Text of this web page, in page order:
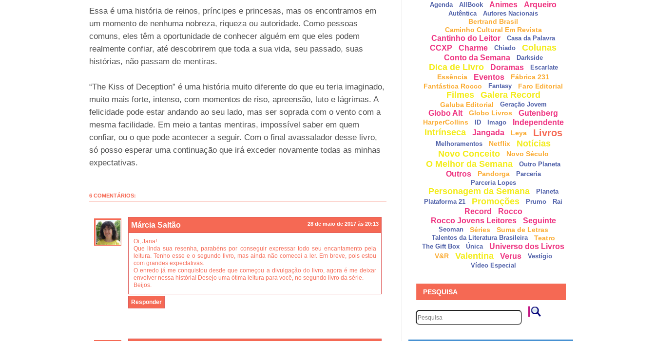
Essa é uma história de reinos, príncipes e princesas, mas os encontramos em
um momento de nenhuma nobreza, riqueza ou autoridade. Como pessoas
comuns, eles têm a oportunidade de conhecer alguém em que eles podem
realmente confiar, até descobrirem que toda a sua vida, seu passado, suas
histórias, não passam de mentiras.
“The Kiss of Deception” é uma história muito diferente do que eu teria imaginado,
muito mais forte, intenso, com momentos de riso, apreensão, luto e lágrimas. A
felicidade pode estar andando ao seu lado, mas ser soprada com o vento com a
mesma facilidade. Em meio a tantas mentiras, impossível saber em quem
confiar, ou o que pode acontecer a seguir. Com o final avassalador desse livro,
só posso esperar uma continuação que irá exceder novamente todas as minhas
expectativas.
6 COMENTÁRIOS:
Márcia Saltão 28 de maio de 2017 às 20:13
Oi, Jana!
Que linda sua resenha, parabéns por conseguir expressar todo seu encantamento pela
leitura. Tenho esse e o segundo livro, mas ainda não comecei a ler. Em breve, pois estou
com grandes expectativas.
O enredo já me conquistou desde que começou a divulgação do livro, agora é me deixar
envolver nessa história! Desejo uma ótima leitura para você, no segundo livro da série.
Beijos.
Responder
Agenda AllBook Animes Arqueiro
Autêntica Autores Nacionais
Bertrand Brasil
Caminho Cultural Em Revista
Cantinho do Leitor Casa da Palavra
CCXP Charme Chiado Colunas
Conto da Semana Darkside
Dica de Livro Doramas Escarlate
Essência Eventos
Fábrica 231
Fantástica Rocco
Fantasy Faro Editorial
Filmes Galera Record
Galuba Editorial Geração Jovem
Globo Alt Globo Livros Gutenberg
HarperCollins ID Imago Independente
Intrínseca Jangada Leya Livros
Melhoramentos Netflix
Notícias
Novo Conceito
Novo Século
O Melhor da Semana Outro Planeta
Outros Pandorga
Parceria
Parceria Lopes
Personagem da Semana
Planeta
Plataforma 21
Promoções Prumo Rai
Record
Rocco
Rocco Jovens Leitores
Seguinte
Seoman Séries Suma de Letras
Talentos da Literatura Brasileira Teatro
The Gift Box Única Universo dos Livros
V&R Valentina Verus
Vestígio
Vídeo Especial
PESQUISA